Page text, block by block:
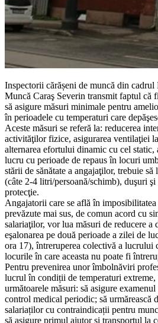
Inspectorii cărășeni de muncă din
Muncă Caraş Severin transmit faptul că
să asigure măsuri minimale pentru
în perioadele cu temperaturi care
Aceste măsuri se referă la: reducerea
activităţilor fizice, asigurarea ventilaţiei
alternarea efortului dinamic cu cel static,
lucru cu perioade de repaus în locuri
stării de sănătate a angajaţilor, trebuie să
(câte 2-4 litri/persoană/schimb), duşuri
protecţie.
Angajatorii care se află în
prevăzute mai sus, de comun acord cu
salariaţilor, vor lua măsuri de reducere a
eşalonarea pe două perioade a zilei de
ora 17), întreruperea colectivă a lucrului
locurile în care aceasta nu poate fi
Pentru prevenirea unor îmbolnăviri
lucrul în condiții de temperaturi extreme,
următoarele măsuri: să asigure
control medical periodic; să urmărească
salariaților cu contraindicații pentru
să asigure primul ajutor și transportul la